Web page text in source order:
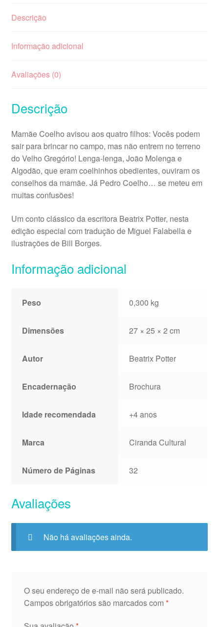
Descrição
Informação adicional
Avaliações (0)
Descrição
Mamãe Coelho avisou aos quatro filhos: Vocês podem
sair para brincar no campo, mas não entrem no terreno
do Velho Gregório! Lenga-lenga, João Molenga e
Algodão, que eram coelhinhos obedientes, ouviram os
conselhos da mamãe. Já Pedro Coelho… se meteu em
muitas confusões!
Um conto clássico da escritora Beatrix Potter, nesta
edição especial com tradução de Miguel Falabella e
ilustrações de Bill Borges.
Informação adicional
Peso 0,300 kg
Dimensões 27 × 25 × 2 cm
Autor Beatrix Potter
Encadernação Brochura
Idade recomendada +4 anos
Marca Ciranda Cultural
Número de Páginas 32
Avaliações
Não há avaliações ainda.
O seu endereço de e-mail não será publicado.
Campos obrigatórios são marcados com *